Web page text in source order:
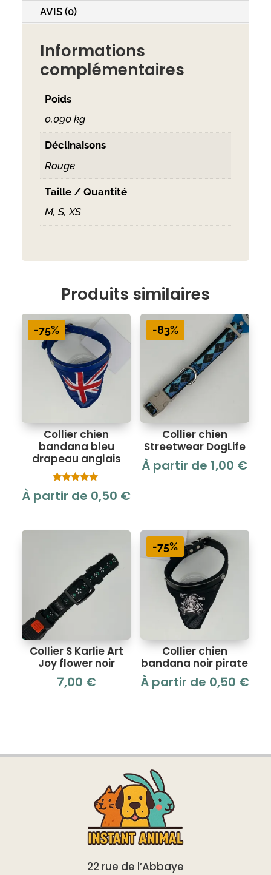
AVIS (0)
Informations
complémentaires
Poids
0,090 kg
Déclinaisons
Rouge
Taille / Quantité
M, S, XS
Produits similaires
-75%
Collier chien
bandana bleu
drapeau anglais
Note
5.00
À partir de 0,50 €
-83%
Collier chien
Streetwear DogLife
À partir de 1,00 €
Collier S Karlie Art
Joy flower noir
7,00 €
-75%
Collier chien
bandana noir pirate
À partir de 0,50 €
22 rue de l’Abbaye